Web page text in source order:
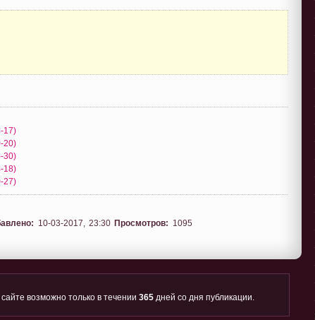
17)
20)
30)
18)
27)
10-03-2017, 23:30 Просмотров: 1095
возможно только в течении 365 дней со дня публикации.